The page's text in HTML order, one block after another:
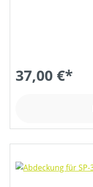
37,00 €*